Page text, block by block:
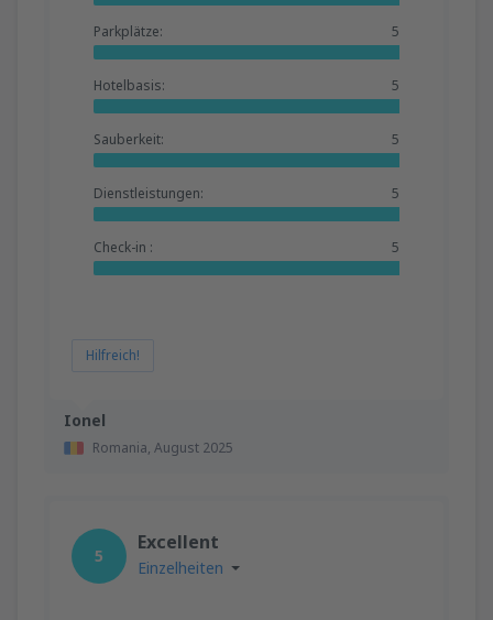
Ionel
Romania, August 2025
Parkplätze: 5
Hotelbasis: 5
Sauberkeit: 5
Dienstleistungen: 5
Check-in : 5
Hilfreich!
5
Excellent
Einzelheiten